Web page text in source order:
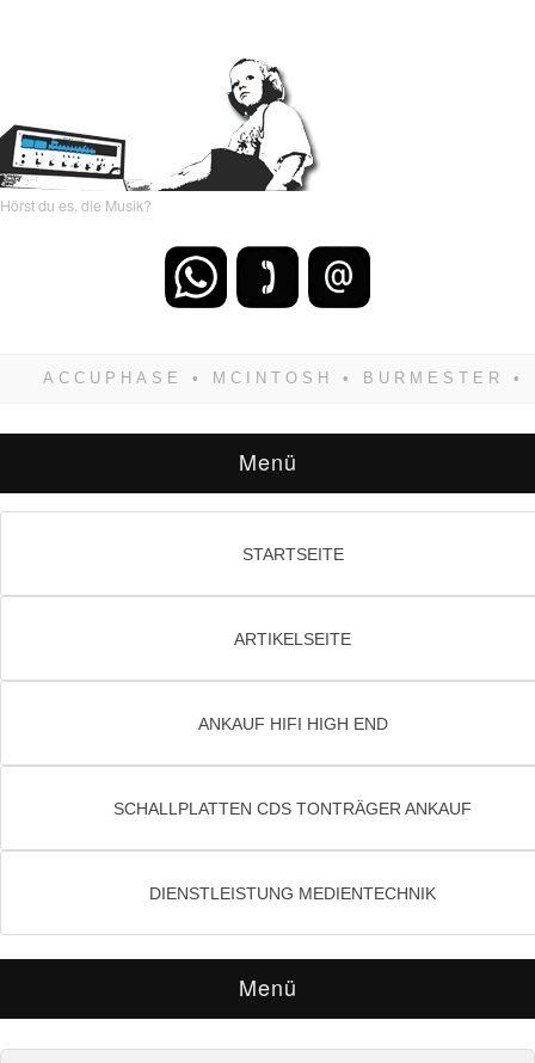
Hörst du es, die Musik?
zwangsläufig siegen! Und noch was: Hifi
Menü
STARTSEITE
ARTIKELSEITE
ANKAUF HIFI HIGH END
SCHALLPLATTEN CDS TONTRÄGER ANKAUF
DIENSTLEISTUNG MEDIENTECHNIK
Menü